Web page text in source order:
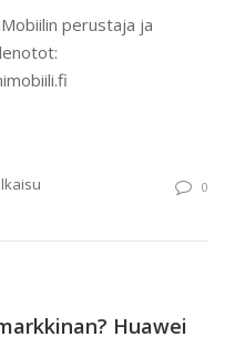
perustaja ja
0
Huawei